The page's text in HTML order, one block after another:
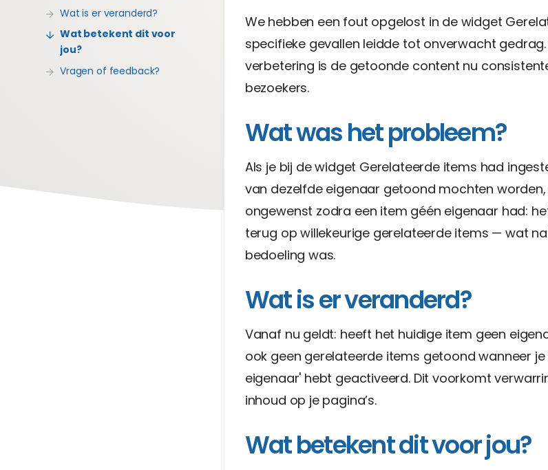
Wat is er veranderd?
Wat betekent dit voor
jou?
Vragen of feedback?
We hebben een fout opgelost in de widget
specifieke gevallen leidde tot onverwacht gedrag.
verbetering is de getoonde content nu
bezoekers.
Wat was het probleem?
Als je bij de widget Gerelateerde items had
van dezelfde eigenaar getoond mochten
ongewenst zodra een item géén eigenaar had:
terug op willekeurige gerelateerde items — wat
bedoeling was.
Wat is er veranderd?
Vanaf nu geldt: heeft het huidige item geen
ook geen gerelateerde items getoond wanneer
eigenaar' hebt geactiveerd. Dit voorkomt
inhoud op je pagina’s.
Wat betekent dit voor jou?